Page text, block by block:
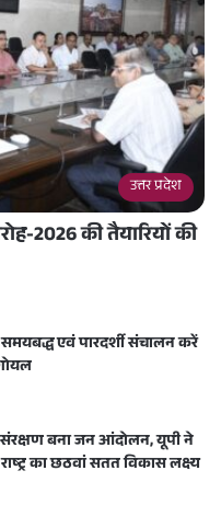
उत्तर प्रदेश
2026 की तैयारियों की
समयबद्ध एवं पारदर्शी संचालन करें
बना जन आंदोलन, यूपी ने
का छठवां सतत विकास लक्ष्य